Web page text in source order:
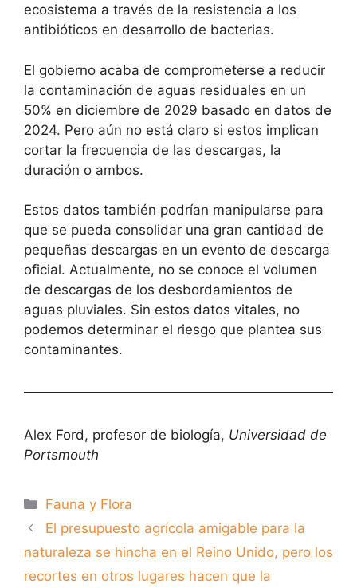
ecosistema a través de la resistencia a los
antibióticos en desarrollo de bacterias.
El gobierno acaba de comprometerse a reducir
la contaminación de aguas residuales en un
50% en diciembre de 2029 basado en datos de
2024. Pero aún no está claro si estos implican
cortar la frecuencia de las descargas, la
duración o ambos.
Estos datos también podrían manipularse para
que se pueda consolidar una gran cantidad de
pequeñas descargas en un evento de descarga
oficial. Actualmente, no se conoce el volumen
de descargas de los desbordamientos de
aguas pluviales. Sin estos datos vitales, no
podemos determinar el riesgo que plantea sus
contaminantes.
Alex Ford, profesor de biología, Universidad de
Portsmouth
Categorías
Fauna y Flora
El presupuesto agrícola amigable para la
naturaleza se hincha en el Reino Unido, pero los
recortes en otros lugares hacen que la